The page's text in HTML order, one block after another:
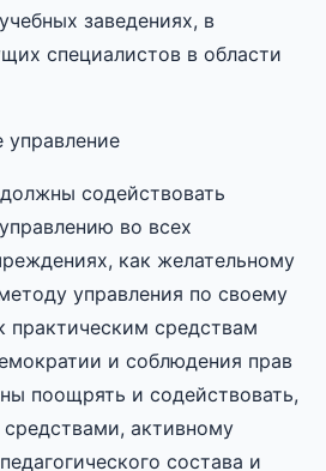
заведениях, в
специалистов в области
управление
содействовать
во всех
как желательному
управления по своему
практическим средствам
и соблюдения прав
поощрять и содействовать,
активному
состава и